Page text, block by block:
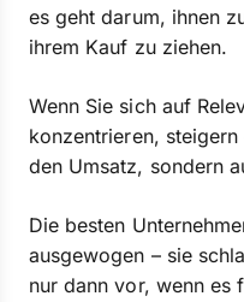
es geht darum, ihnen
ihrem Kauf zu ziehen.
Wenn Sie sich auf
konzentrieren,
den Umsatz, sondern
Die besten
ausgewogen – sie
nur dann vor, wenn es